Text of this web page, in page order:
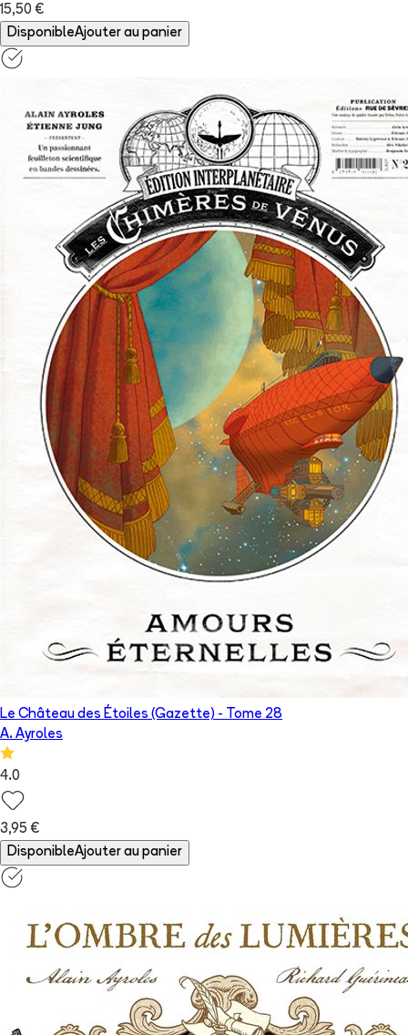
15,50 €
DisponibleAjouter au panier
Le Château des Étoiles (Gazette) - Tome 28
A. Ayroles
4.0
3,95 €
DisponibleAjouter au panier